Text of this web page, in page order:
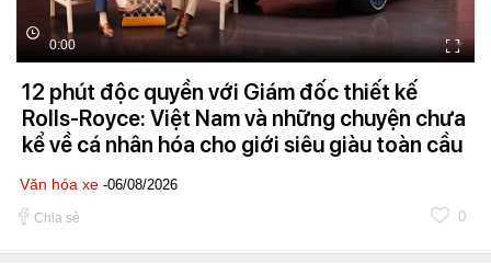
0:00
12 phút độc quyền với Giám đốc thiết kế
Rolls-Royce: Việt Nam và những chuyện chưa
kể về cá nhân hóa cho giới siêu giàu toàn cầu
Văn hóa xe -06/08/2026
Chia sẻ 0